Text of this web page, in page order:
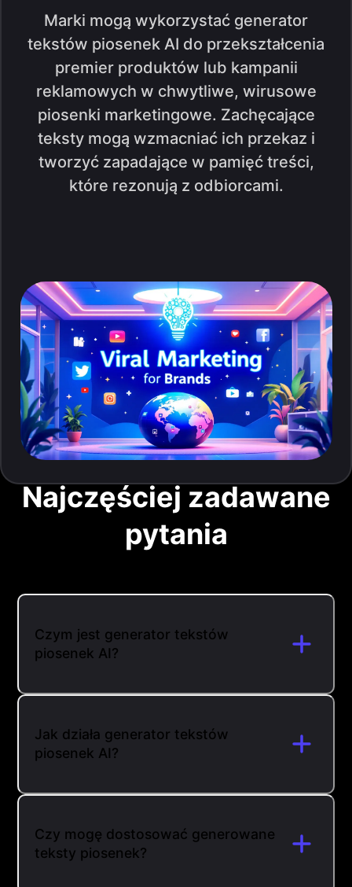
Marki mogą wykorzystać generator
tekstów piosenek AI do przekształcenia
premier produktów lub kampanii
reklamowych w chwytliwe, wirusowe
piosenki marketingowe. Zachęcające
teksty mogą wzmacniać ich przekaz i
tworzyć zapadające w pamięć treści,
które rezonują z odbiorcami.
Najczęściej zadawane
pytania
Czym jest generator tekstów
piosenek AI?
Jak działa generator tekstów
piosenek AI?
Czy mogę dostosować generowane
teksty piosenek?